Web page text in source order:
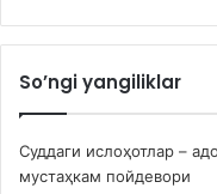
So’ngi yangiliklar
Суддаги ислоҳотлар –
мустаҳкам пойдевори